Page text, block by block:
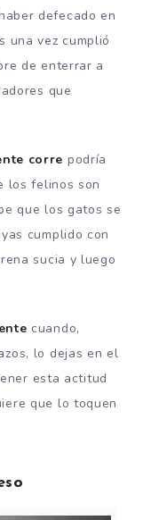
defecado en
una vez cumplió
de enterrar a
que
corre podría
los felinos son
que los gatos se
cumplido con
sucia y luego
cuando,
lo dejas en el
esta actitud
que lo toquen